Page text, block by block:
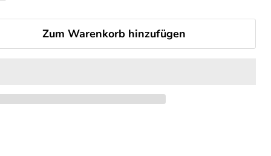
Zum Warenkorb hinzufügen